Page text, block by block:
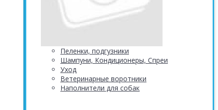
Пеленки, подгузники
Шампуни, Кондиционеры, Спреи
Уход
Ветеринарные воротники
Наполнители для собак